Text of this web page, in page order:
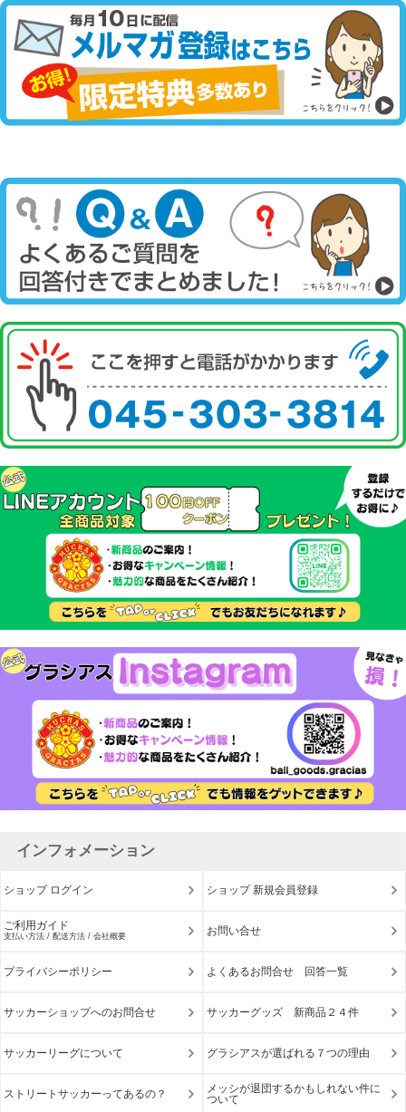
インフォメーション
ショップ ログイン ショップ 新規会員登録
ご利用ガイド
支払い方法 / 配送方法 / 会社概要 お問い合せ
プライバシーポリシー よくあるお問合せ 回答一覧
サッカーショップへのお問合せ サッカーグッズ 新商品２４件
サッカーリーグについて グラシアスが選ばれる７つの理由
ストリートサッカーってあるの？
メッシが退団するかもしれない件に
ついて